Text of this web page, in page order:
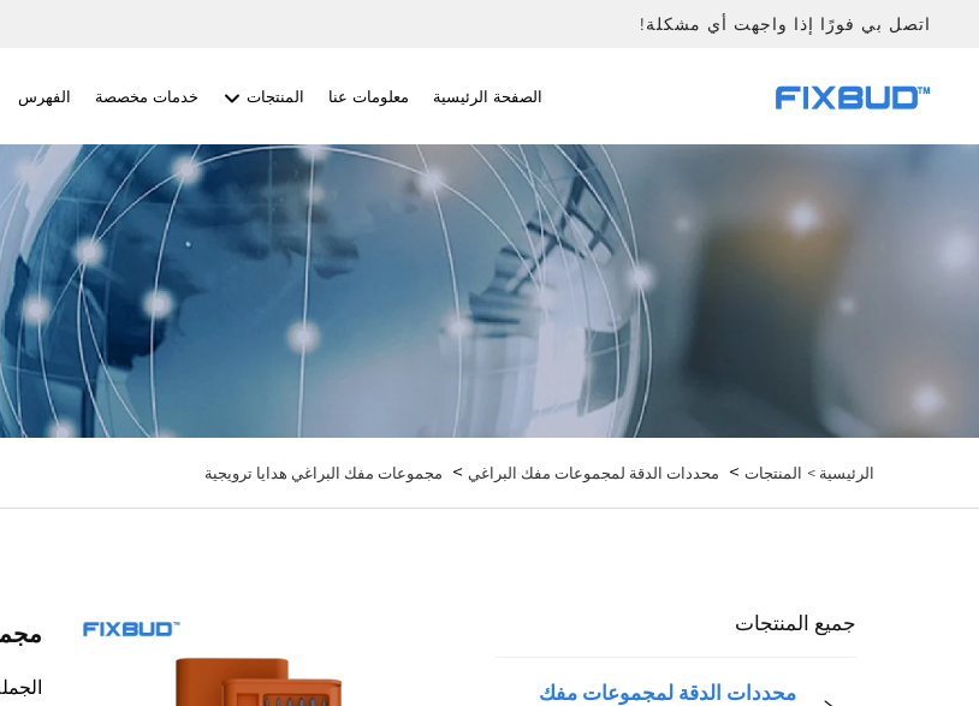
اتصل بي فورًا إذا واجهت أي مشكلة!
الصفحة الرئيسية معلومات عنا المنتجات خدمات مخصصة الفهرس
الرئيسية > المنتجات > محددات الدقة لمجموعات مفك البراغي > مجموعات مفك البراغي هدايا ترويجية
جميع المنتجات
محددات الدقة لمجموعات مفك